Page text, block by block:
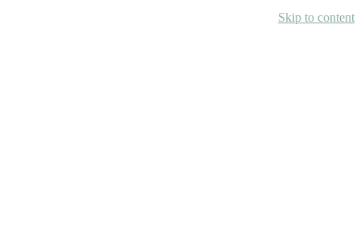
Skip to content